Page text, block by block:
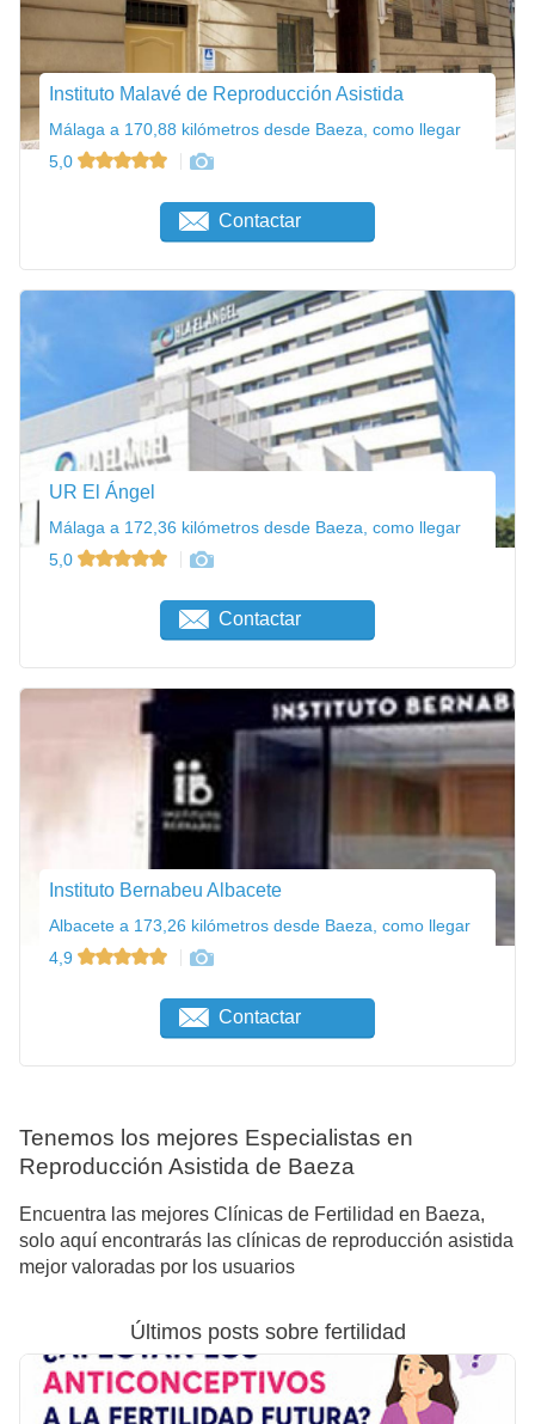
Instituto Malavé de Reproducción Asistida
Málaga a 170,88 kilómetros desde Baeza, como llegar
5,0
Contactar
UR El Ángel
Málaga a 172,36 kilómetros desde Baeza, como llegar
5,0
Contactar
Instituto Bernabeu Albacete
Albacete a 173,26 kilómetros desde Baeza, como llegar
4,9
Contactar
Tenemos los mejores Especialistas en
Reproducción Asistida de Baeza
Encuentra las mejores Clínicas de Fertilidad en Baeza,
solo aquí encontrarás las clínicas de reproducción asistida
mejor valoradas por los usuarios
Últimos posts sobre fertilidad